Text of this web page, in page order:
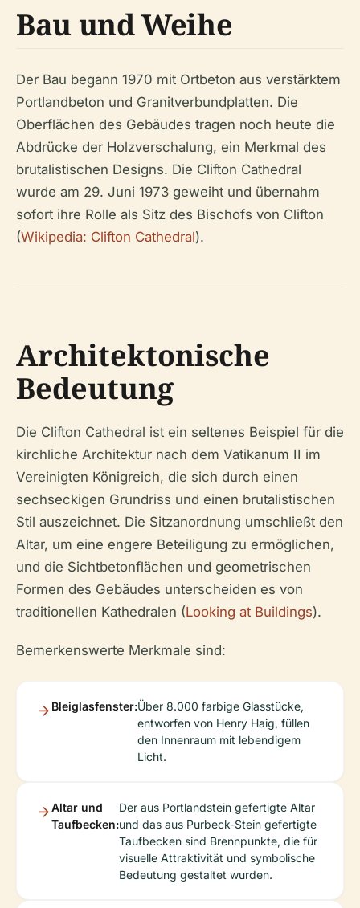
Bau und Weihe
Der Bau begann 1970 mit Ortbeton aus verstärktem
Portlandbeton und Granitverbundplatten. Die
Oberflächen des Gebäudes tragen noch heute die
Abdrücke der Holzverschalung, ein Merkmal des
brutalistischen Designs. Die Clifton Cathedral
wurde am 29. Juni 1973 geweiht und übernahm
sofort ihre Rolle als Sitz des Bischofs von Clifton
(Wikipedia: Clifton Cathedral).
Architektonische
Bedeutung
Die Clifton Cathedral ist ein seltenes Beispiel für die
kirchliche Architektur nach dem Vatikanum II im
Vereinigten Königreich, die sich durch einen
sechseckigen Grundriss und einen brutalistischen
Stil auszeichnet. Die Sitzanordnung umschließt den
Altar, um eine engere Beteiligung zu ermöglichen,
und die Sichtbetonflächen und geometrischen
Formen des Gebäudes unterscheiden es von
traditionellen Kathedralen (Looking at Buildings).
Bemerkenswerte Merkmale sind:
Bleiglasfenster:Über 8.000 farbige Glasstücke,
entworfen von Henry Haig, füllen
den Innenraum mit lebendigem
Licht.
Altar und
Taufbecken:
Der aus Portlandstein gefertigte Altar
und das aus Purbeck-Stein gefertigte
Taufbecken sind Brennpunkte, die für
visuelle Attraktivität und symbolische
Bedeutung gestaltet wurden.